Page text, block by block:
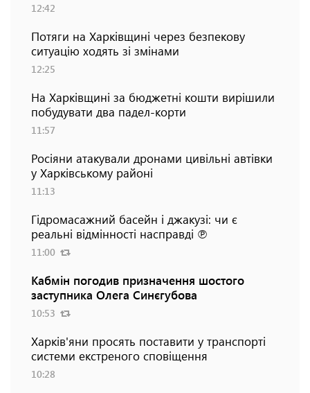
12:42
Потяги на Харківщині через безпекову
ситуацію ходять зі змінами
12:25
На Харківщині за бюджетні кошти вирішили
побудувати два падел-корти
11:57
Росіяни атакували дронами цивільні автівки
у Харківському районі
11:13
Гідромасажний басейн і джакузі: чи є
реальні відмінності насправді ℗
11:00
Кабмін погодив призначення шостого
заступника Олега Синєгубова
10:53
Харків'яни просять поставити у транспорті
системи екстреного сповіщення
10:28